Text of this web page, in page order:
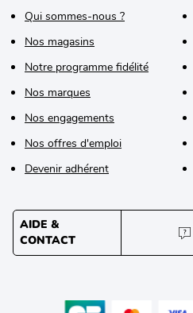
Qui sommes-nous ?
Nos magasins
Notre programme fidélité
Nos marques
Nos engagements
Nos offres d'emploi
Devenir adhérent
AIDE &
CONTACT